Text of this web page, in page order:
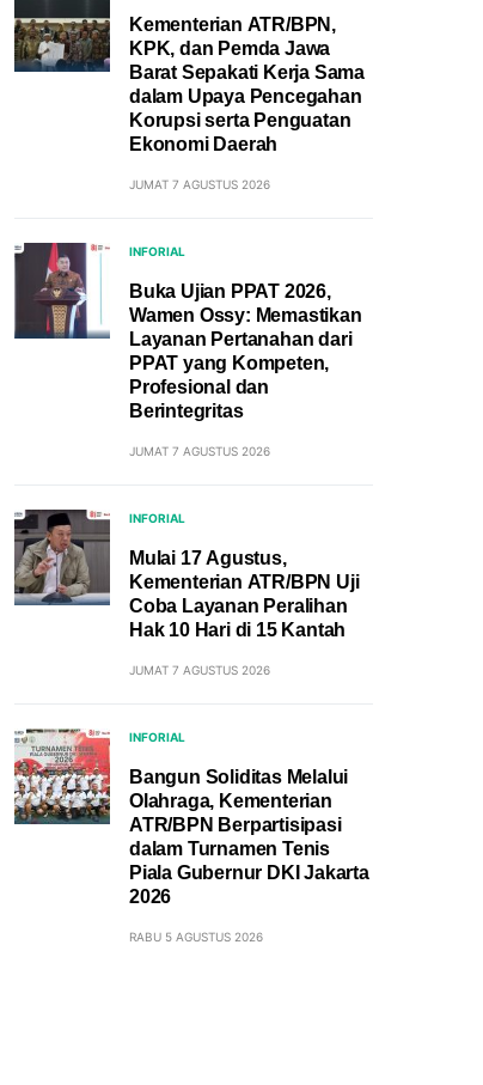
Kementerian ATR/BPN,
KPK, dan Pemda Jawa
Barat Sepakati Kerja Sama
dalam Upaya Pencegahan
Korupsi serta Penguatan
Ekonomi Daerah
JUMAT 7 AGUSTUS 2026
INFORIAL
Buka Ujian PPAT 2026,
Wamen Ossy: Memastikan
Layanan Pertanahan dari
PPAT yang Kompeten,
Profesional dan
Berintegritas
JUMAT 7 AGUSTUS 2026
INFORIAL
Mulai 17 Agustus,
Kementerian ATR/BPN Uji
Coba Layanan Peralihan
Hak 10 Hari di 15 Kantah
JUMAT 7 AGUSTUS 2026
INFORIAL
Bangun Soliditas Melalui
Olahraga, Kementerian
ATR/BPN Berpartisipasi
dalam Turnamen Tenis
Piala Gubernur DKI Jakarta
2026
RABU 5 AGUSTUS 2026